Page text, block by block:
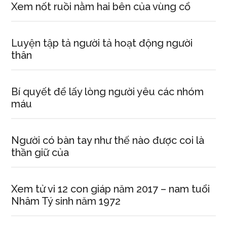
Xem nốt ruồi nằm hai bên của vùng cổ
Luyện tập tả người tả hoạt động người
thân
Bí quyết để lấy lòng người yêu các nhóm
máu
Người có bàn tay như thế nào được coi là
thần giữ của
Xem tử vi 12 con giáp năm 2017 – nam tuổi
Nhâm Tý sinh năm 1972